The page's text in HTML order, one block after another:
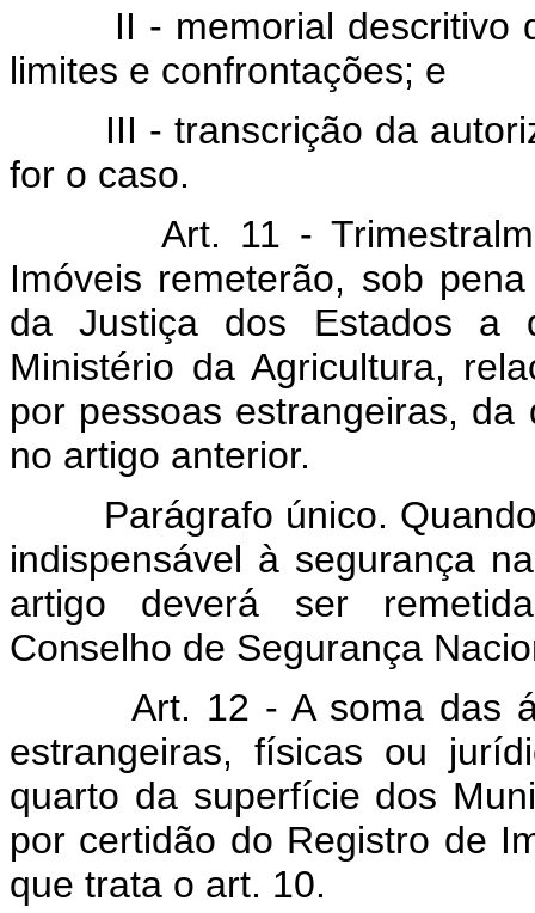
II - memorial descritivo
limites e confrontações; e
III - transcrição da
for o caso.
Art. 11 -
Imóveis remeterão, sob
da Justiça dos Estados a
Ministério da Agricultura,
por pessoas estrangeiras,
no artigo anterior.
Parágrafo único. Quando
indispensável à segurança
artigo deverá ser
Conselho de Segurança
Art. 12 - A soma das
estrangeiras, físicas ou
quarto da superfície dos
por certidão do Registro de
que trata o art. 10.